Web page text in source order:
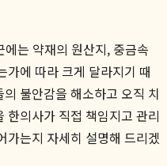
는 약재의 원산지, 중금속
가에 따라 크게 달라지기 때
의 불안감을 해소하고 오직 치
한의사가 직접 책임지고 관리
가는지 자세히 설명해 드리겠